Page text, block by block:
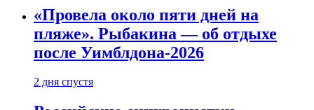
«Провела около пяти дней на
пляже». Рыбакина — об отдыхе
после Уимблдона-2026
2 дня спустя